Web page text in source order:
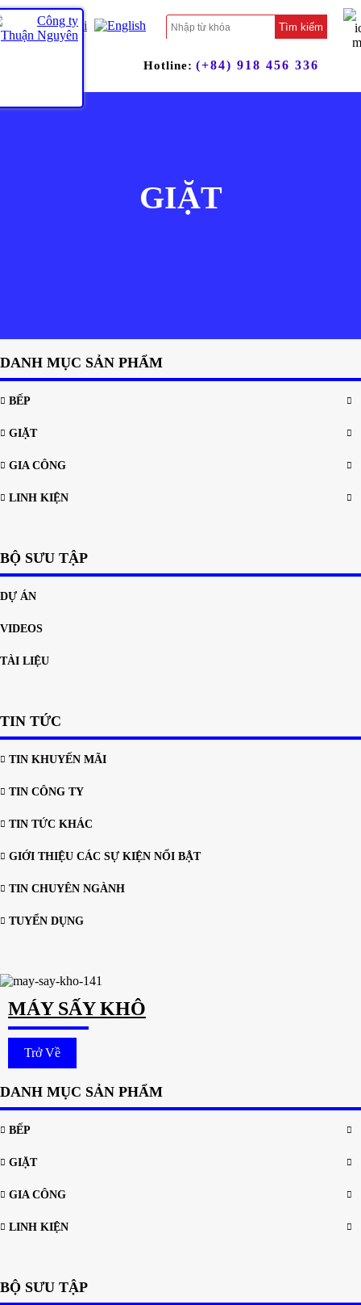
Tìm kiếm
Hotline: (+84) 918 456 336
GIẶT
DANH MỤC SẢN PHẨM
BẾP
GIẶT
GIA CÔNG
LINH KIỆN
BỘ SƯU TẬP
DỰ ÁN
VIDEOS
TÀI LIỆU
TIN TỨC
TIN KHUYẾN MÃI
TIN CÔNG TY
TIN TỨC KHÁC
GIỚI THIỆU CÁC SỰ KIỆN NỔI BẬT
TIN CHUYÊN NGÀNH
TUYỂN DỤNG
MÁY SẤY KHÔ
Trở Về
DANH MỤC SẢN PHẨM
BẾP
GIẶT
GIA CÔNG
LINH KIỆN
BỘ SƯU TẬP